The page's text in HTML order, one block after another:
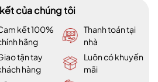
của chúng tôi
kết 100%
hãng
Thanh toán tại
nhà
tận tay
hàng
Luôn có khuyến
mãi